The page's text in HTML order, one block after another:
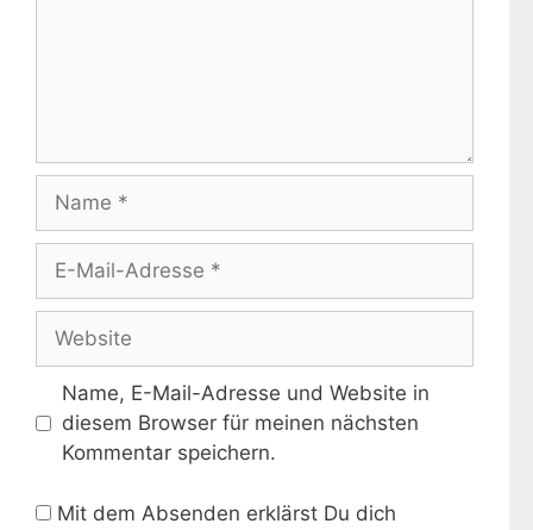
Name
Adresse
Website
Name, E-Mail-Adresse und Website in
diesem Browser für meinen nächsten
Kommentar speichern.
Mit dem Absenden erklärst Du dich